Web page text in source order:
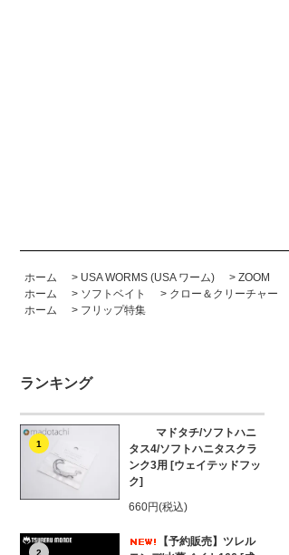
ホーム > USA WORMS (USA ワーム) > ZOOM
ホーム
> ソフトベイト > クロー＆クリーチャー
ホーム
> フリップ特集
ランキング
1
マドタチ/ソフトハニ
タス4/ソフトハニタスクラ
ンク3用 [ウェイテッドフッ
ク]
660円(税込)
2
【予約販売】ツレル